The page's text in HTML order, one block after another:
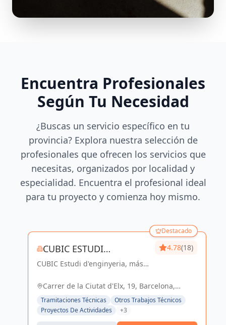
Encuentra Profesionales
Según Tu Necesidad
¿Buscas un servicio específico en tu
provincia? Explora nuestra selección de
profesionales que ofrecen los servicios que
necesitas, organizados por localidad y
especialidad. Encuentra el profesional ideal
para tu proyecto y comienza hoy mismo.
Destacado
CUBIC ESTUDI
D'ENGINYERIA S.L.
CUBIC Estudi d'enginyeria, más
de Arquitectura e Ingeniería con
4.78(18)
Carrer de la Ciutat d'Elx, 19, Barcelona,
España, España
Tramitaciones Técnicas
Otros Trabajos Técnicos
Proyectos De Actividades
+3